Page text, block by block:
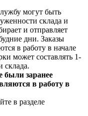
могут быть
склада и
и отправляет
дни. Заказы
в работу в начале
может составлять 1-
склада.
были заранее
в работу в
в разделе